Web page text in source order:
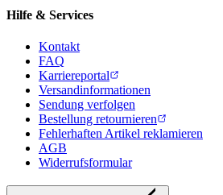
Hilfe & Services
Kontakt
FAQ
Karriereportal
Versandinformationen
Sendung verfolgen
Bestellung retournieren
Fehlerhaften Artikel reklamieren
AGB
Widerrufsformular